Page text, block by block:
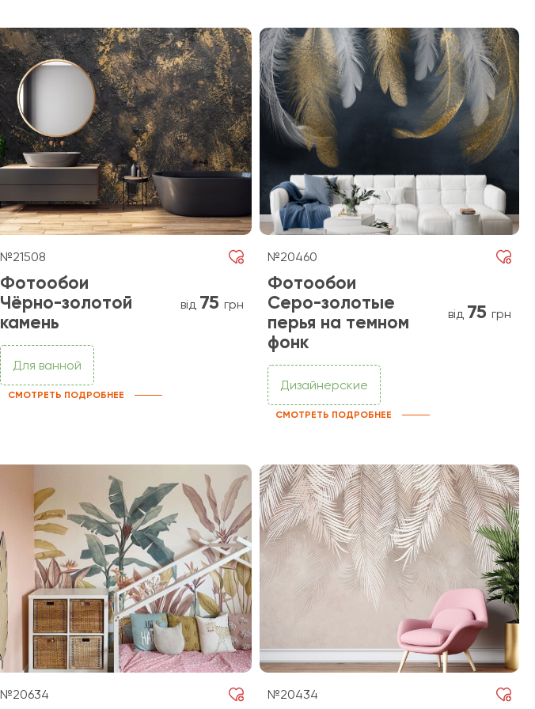
№21508
Фотообои
Чёрно-золотой
камень
від 75 грн
Для ванной
СМОТРЕТЬ ПОДРОБНЕЕ
№20460
Фотообои
Серо-золотые
перья на темном
фонк
від 75 грн
Дизайнерские
СМОТРЕТЬ ПОДРОБНЕЕ
№20634 №20434